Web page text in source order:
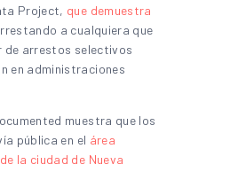
Project, que demuestra
a cualquiera que
de arrestos selectivos
en administraciones
muestra que los
pública en el área
la ciudad de Nueva